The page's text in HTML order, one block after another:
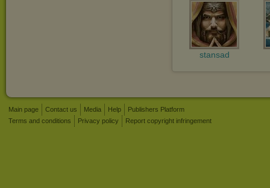
stansad
Main page Contact us Media Help
Publishers Platform
Terms and conditions
Privacy policy Report copyright infringement